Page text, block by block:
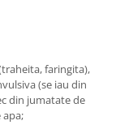
faringita),
(se iau din
din jumatate de